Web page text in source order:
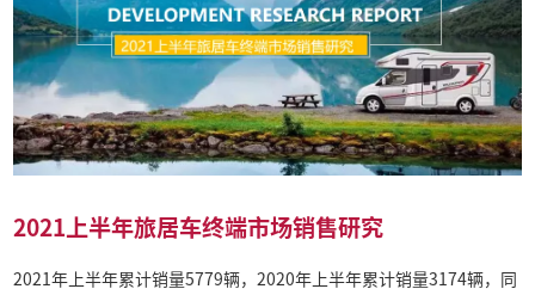
2021上半年旅居车终端市场销售研究
2021年上半年累计销量5779辆，2020年上半年累计销量3174辆，同